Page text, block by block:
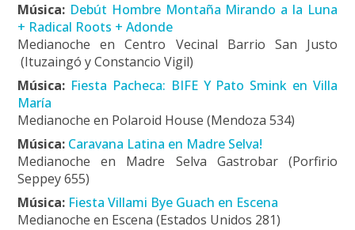
Música: Debút Hombre Montaña Mirando a la Luna
+ Radical Roots + Adonde
Medianoche en Centro Vecinal Barrio San Justo
(Ituzaingó y Constancio Vigil)
Música: Fiesta Pacheca: BIFE Y Pato Smink en Villa
María
Medianoche en Polaroid House (Mendoza 534)
Música: Caravana Latina en Madre Selva!
Medianoche en Madre Selva Gastrobar (Porfirio
Seppey 655)
Música: Fiesta Villami Bye Guach en Escena
Medianoche en Escena (Estados Unidos 281)